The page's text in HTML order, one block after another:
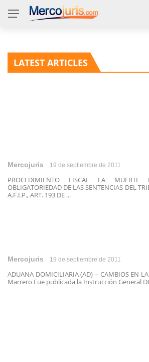
LATEST ARTICLES
Mercojuris 19 de septiembre de 2011
PROCEDIMIENTO FISCAL LA
OBLIGATORIEDAD DE LAS SENTENCIAS DEL
A.F.I.P., ART. 193 DE ...
Mercojuris 19 de septiembre de 2011
ADUANA DOMICILIARIA (AD) – CAMBIOS EN
Marrero Fue publicada la Instrucción General